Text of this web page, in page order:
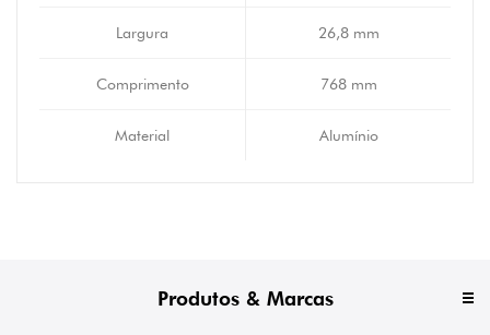
Largura 26,8 mm
Comprimento 768 mm
Material Alumínio
Produtos & Marcas